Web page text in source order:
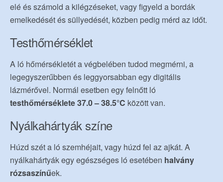
elé és számold a kilégzéseket, vagy figyeld a bordák
emelkedését és süllyedését, közben pedig mérd az időt.
Testhőmérséklet
A ló hőmérsékletét a végbelében tudod megmérni, a
legegyszerűbben és leggyorsabban egy digitális
lázmérővel. Normál esetben egy felnőtt ló
testhőmérséklete 37.0 – 38.5°C között van.
Nyálkahártyák színe
Húzd szét a ló szemhéjait, vagy húzd fel az ajkát. A
nyálkahártyák egy egészséges ló esetében halvány
rózsaszínűek.